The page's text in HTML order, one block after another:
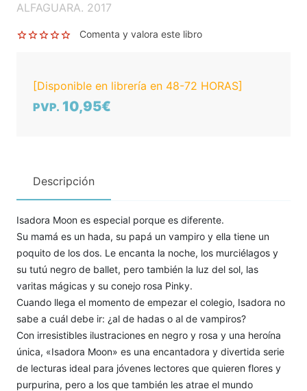
ALFAGUARA. 2017
Comenta y valora este libro
[Disponible en librería en 48-72 HORAS]
PVP. 10,95€
Descripción
Isadora Moon es especial porque es diferente.
Su mamá es un hada, su papá un vampiro y ella tiene un
poquito de los dos. Le encanta la noche, los murciélagos y
su tutú negro de ballet, pero también la luz del sol, las
varitas mágicas y su conejo rosa Pinky.
Cuando llega el momento de empezar el colegio, Isadora no
sabe a cuál debe ir: ¿al de hadas o al de vampiros?
Con irresistibles ilustraciones en negro y rosa y una heroína
única, «Isadora Moon» es una encantadora y divertida serie
de lecturas ideal para jóvenes lectores que quieren flores y
purpurina, pero a los que también les atrae el mundo